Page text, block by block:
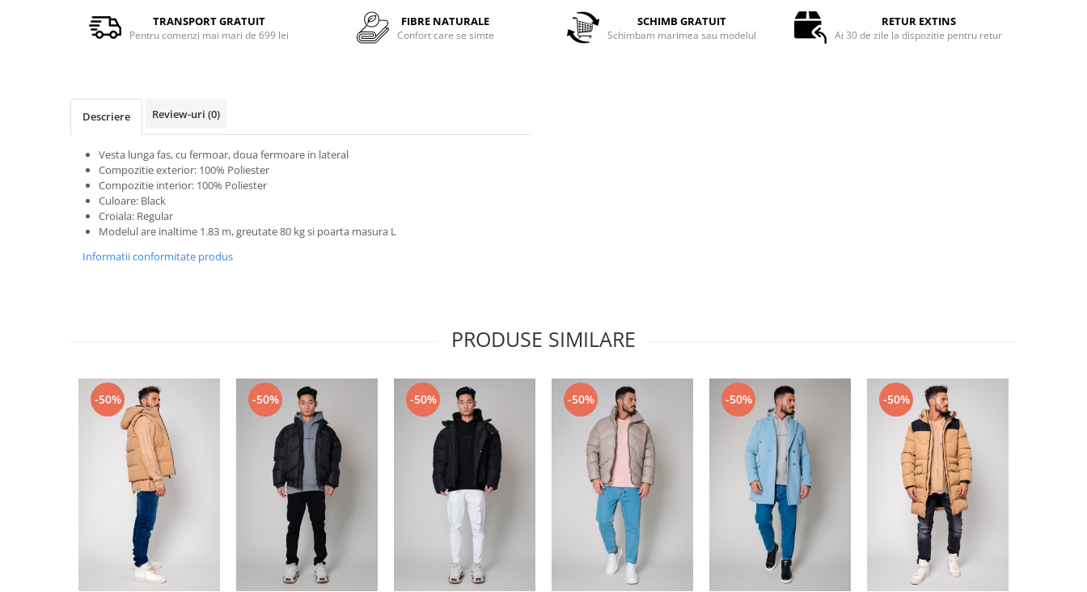
TRANSPORT GRATUIT
Pentru comenzi mai mari de 699 lei
FIBRE NATURALE
Confort care se simte
SCHIMB GRATUIT
Schimbam marimea sau modelul
RETUR EXTINS
Ai 30 de zile la dispozitie pentru retur
Descriere Review-uri (0)
Vesta lunga fas, cu fermoar, doua fermoare in lateral
Compozitie exterior: 100% Poliester
Compozitie interior: 100% Poliester
Culoare: Black
Croiala: Regular
Modelul are inaltime 1.83 m, greutate 80 kg si poarta masura L
Informatii conformitate produs
PRODUSE SIMILARE
-50% -50% -50% -50% -50% -50%